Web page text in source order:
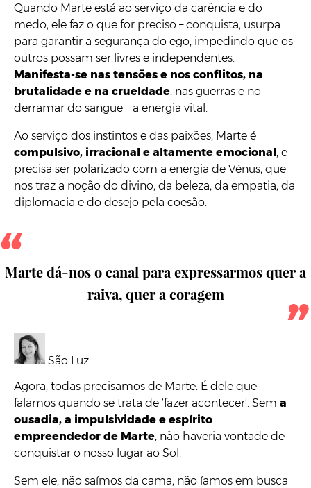
Quando Marte está ao serviço da carência e do
medo, ele faz o que for preciso – conquista, usurpa
para garantir a segurança do ego, impedindo que os
outros possam ser livres e independentes.
Manifesta-se nas tensões e nos conflitos, na
brutalidade e na crueldade, nas guerras e no
derramar do sangue – a energia vital.
Ao serviço dos instintos e das paixões, Marte é
compulsivo, irracional e altamente emocional, e
precisa ser polarizado com a energia de Vénus, que
nos traz a noção do divino, da beleza, da empatia, da
diplomacia e do desejo pela coesão.
Marte dá-nos o canal para expressarmos quer a
raiva, quer a coragem
São Luz
Agora, todas precisamos de Marte. É dele que
falamos quando se trata de ‘fazer acontecer’. Sem a
ousadia, a impulsividade e espírito
empreendedor de Marte, não haveria vontade de
conquistar o nosso lugar ao Sol.
Sem ele, não saímos da cama, não íamos em busca